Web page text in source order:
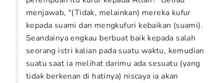
menjawab, "(Tidak, melainkan) mereka kufur
kepada suami dan mengkufuri kebaikan (suami).
Seandainya engkau berbuat baik kepada salah
seorang istri kalian pada suatu waktu, kemudian
suatu saat ia melihat darimu ada sesuatu (yang
tidak berkenan di hatinya) niscaya ia akan